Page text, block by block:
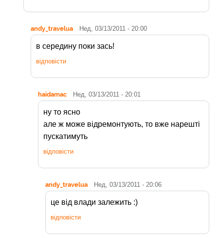
andy_travelua Нед, 03/13/2011 - 20:00
в середину поки зась!
відповісти
haidamac Нед, 03/13/2011 - 20:01
ну то ясно
але ж може відремонтують, то вже нарешті
пускатимуть
відповісти
andy_travelua Нед, 03/13/2011 - 20:06
це від влади залежить :)
відповісти